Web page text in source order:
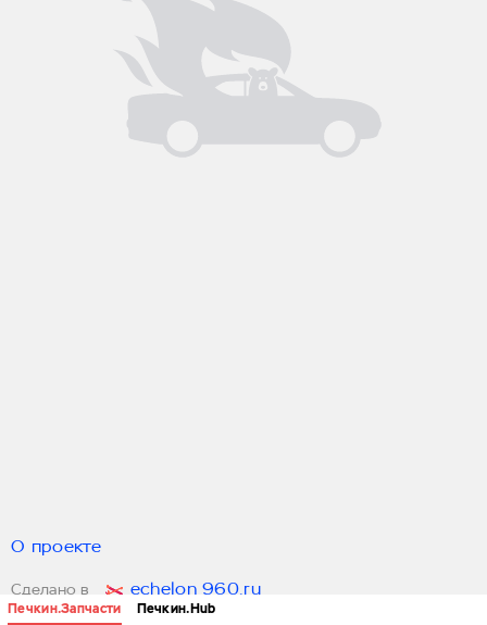
Печкин.Запчасти Печкин.Hub
О проекте
Сделано в echelon 960.ru